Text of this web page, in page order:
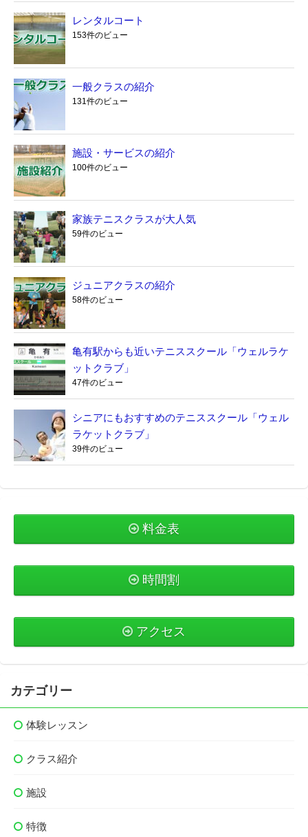
レンタルコート
153件のビュー
一般クラスの紹介
131件のビュー
施設・サービスの紹介
100件のビュー
家族テニスクラスが大人気
59件のビュー
ジュニアクラスの紹介
58件のビュー
亀有駅からも近いテニススクール「ウェルラケ
ットクラブ」
47件のビュー
シニアにもおすすめのテニススクール「ウェル
ラケットクラブ」
39件のビュー
料金表
時間割
アクセス
カテゴリー
体験レッスン
クラス紹介
施設
特徴